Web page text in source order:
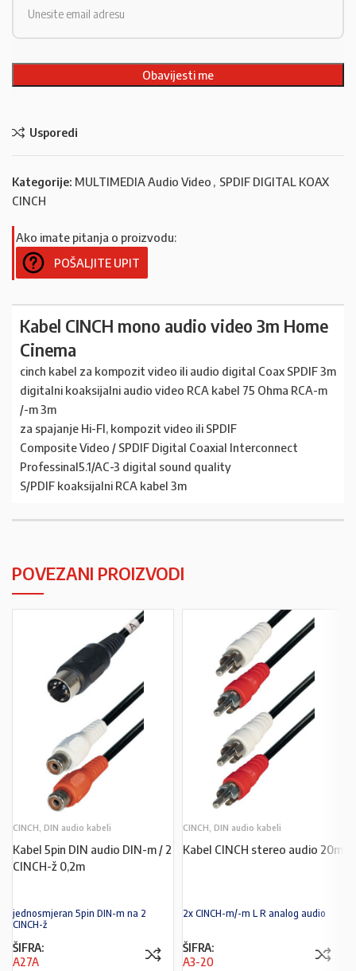
Usporedi
Kategorije: MULTIMEDIA Audio Video , SPDIF DIGITAL KOAX
CINCH
Ako imate pitanja o proizvodu:
POŠALJITE UPIT
Kabel CINCH mono audio video 3m Home
Cinema
cinch kabel za kompozit video ili audio digital Coax SPDIF 3m
digitalni koaksijalni audio video RCA kabel 75 Ohma RCA-m
/-m 3m
za spajanje Hi-FI, kompozit video ili SPDIF
Composite Video / SPDIF Digital Coaxial Interconnect
Professinal5.1/AC-3 digital sound quality
S/PDIF koaksijalni RCA kabel 3m
POVEZANI PROIZVODI
CINCH, DIN audio kabeli
Kabel 5pin DIN audio DIN-m / 2
CINCH-ž 0,2m
jednosmjeran 5pin DIN-m na 2
CINCH-ž
ŠIFRA:
A27A
CINCH, DIN audio kabeli
Kabel CINCH stereo audio 20m
2x CINCH-m/-m L R analog audio
ŠIFRA:
A3-20